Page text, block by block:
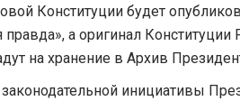
Конституции будет
правда», а оригинал
на хранение в Архив
инициативы